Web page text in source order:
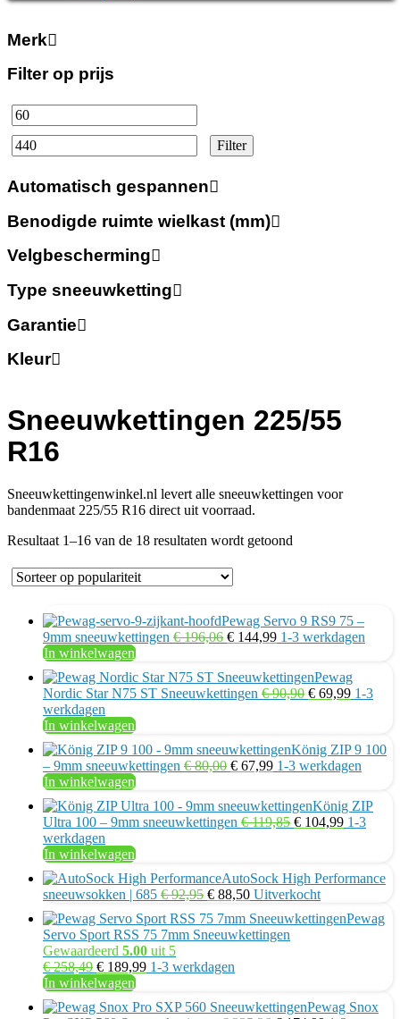
Sneeuwkettingen 225/55
R16
Sneeuwkettingenwinkel.nl levert alle sneeuwkettingen voor
bandenmaat 225/55 R16 direct uit voorraad.
Resultaat 1–16 van de 18 resultaten wordt getoond
Pewag Servo 9 RS9 75 –
9mm sneeuwkettingen €196,06 Oorspronkelijke
€ 196,06.
€ 144,99Huidige
€ 144,99.
1-3 werkdagen
In winkelwagen
Pewag
Nordic Star N75 ST Sneeuwkettingen €90,90 Oorspronkelijke
€ 69,99Huidige
1-3
werkdagen
In winkelwagen
König ZIP 9 100
– 9mm sneeuwkettingen €80,00 Oorspronkelijke
€ 80,00.
€ 67,99Huidige
€ 67,99.
1-3 werkdagen
In winkelwagen
König ZIP
Ultra 100 – 9mm sneeuwkettingen €119,85 Oorspronkelijke
€ 104,99Huidige
1-3
werkdagen
In winkelwagen
AutoSock High Performance
sneeuwsokken | 685 €92,95 Oorspronkelijke
was:
€ 92,95.
€ 88,50Huidige
is:
€ 88,50.
Uitverkocht
Pewag
Servo Sport RSS 75 7mm Sneeuwkettingen
Gewaardeerd 5.00 uit 5
€258,49 Oorspronkelijke
prijs
€ 258,49.
€ 189,99Huidige
€ 189,99.
1-3 werkdagen
In winkelwagen
Pewag Snox
Merk
Filter op prijs
Min.
prijs
Filter
Automatisch gespannen
Benodigde ruimte wielkast (mm)
Velgbescherming
Type sneeuwketting
Garantie
Kleur